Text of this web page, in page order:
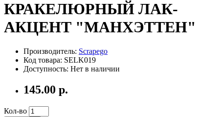
КРАКЕЛЮРНЫЙ ЛАК-
АКЦЕНТ "МАНХЭТТЕН"
Производитель: Scrapego
Код товара: SELK019
Доступность: Нет в наличии
145.00 р.
Кол-во